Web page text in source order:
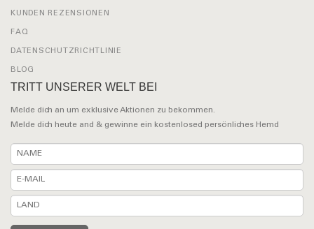
KUNDEN REZENSIONEN
FAQ
DATENSCHUTZRICHTLINIE
BLOG
TRITT UNSERER WELT BEI
Melde dich an um exklusive Aktionen zu bekommen.
Melde dich heute and & gewinne ein kostenlosed persönliches Hemd